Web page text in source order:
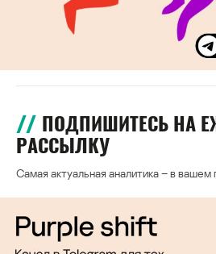
ПОДПИШИТЕСЬ НА
РАССЫЛКУ
Самая актуальная аналитика – в